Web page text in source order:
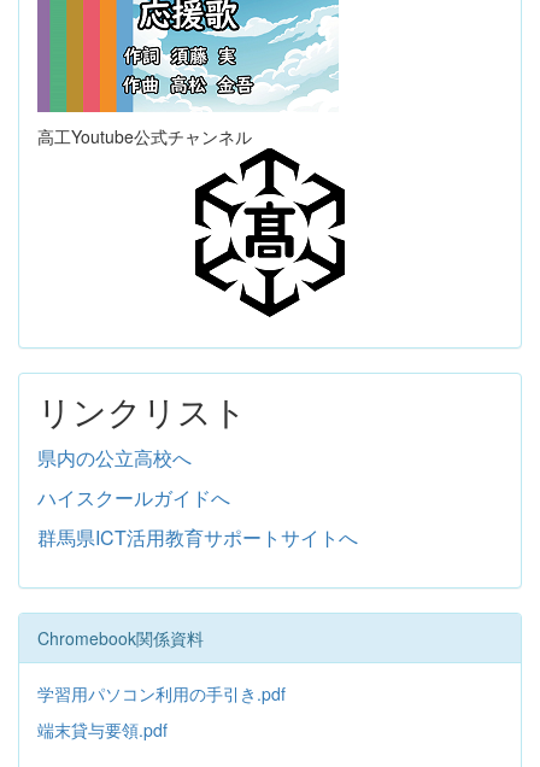
高工Youtube公式チャンネル
リンクリスト
県内の公立高校へ
ハイスクールガイドへ
群馬県ICT活用教育サポートサイトへ
Chromebook関係資料
学習用パソコン利用の手引き.pdf
端末貸与要領.pdf